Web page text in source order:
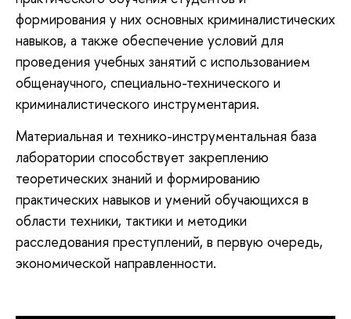
формирования у них основных криминалистических
навыков, а также обеспечение условий для
проведения учебных занятий с использованием
общенаучного, специально-технического и
криминалистического инструментария.
Материальная и технико-инструментальная база
лаборатории способствует закреплению
теоретических знаний и формированию
практических навыков и умений обучающихся в
области техники, тактики и методики
расследования преступлений, в первую очередь,
экономической направленности.